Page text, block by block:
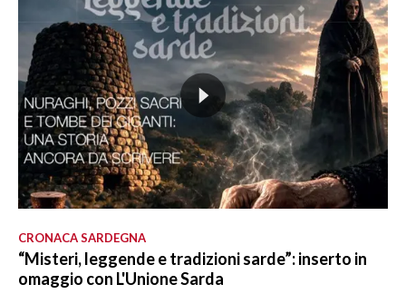
CRONACA SARDEGNA
“Misteri, leggende e tradizioni sarde”: inserto in
omaggio con L'Unione Sarda